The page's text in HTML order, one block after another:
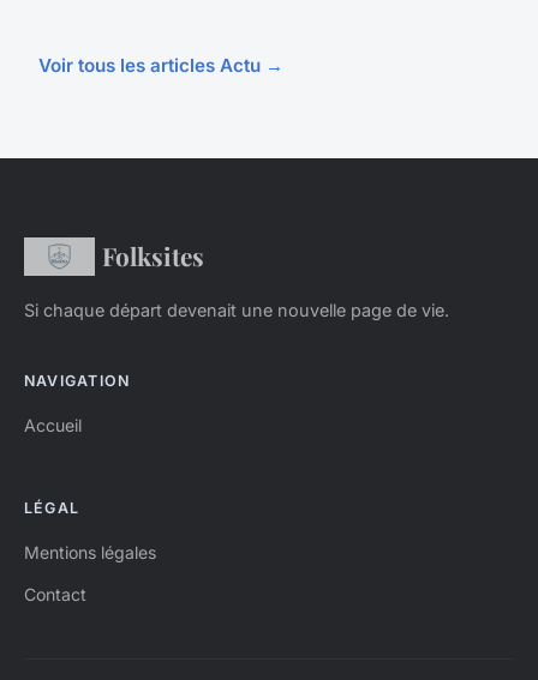
Voir tous les articles Actu →
Folksites
Si chaque départ devenait une nouvelle page de vie.
NAVIGATION
Accueil
LÉGAL
Mentions légales
Contact